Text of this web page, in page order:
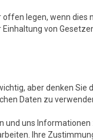
legen, wenn
Einhaltung von
aber denken
Daten zu
und uns
Ihre